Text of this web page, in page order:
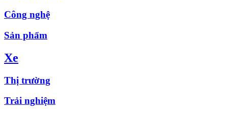
Công nghệ
Sản phẩm
Xe
Thị trường
Trải nghiệm